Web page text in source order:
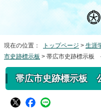
現在の位置： トップページ > 生涯
市史跡標示板 > 帯広市史跡標示板
帯広市史跡標示板